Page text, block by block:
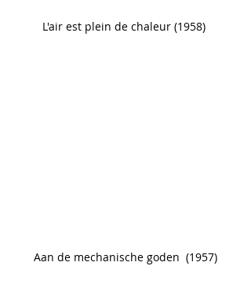
L'air est plein de chaleur (1958)
Aan de mechanische goden  (1957)